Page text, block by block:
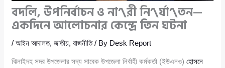
বদলি, উপনির্বাচন ও না’\রী নি’\র্যা’\তন—
একদিনে আলোচনার কেন্দ্রে তিন ঘটনা
/আইন আদালত,জাতীয়,রাজনীতি/ By Desk Report
ঝিনাইদহ সদর উপজেলার সদ্য সাবেক উপজেলা নির্বাহী কর্মকর্তা (ইউএনও)হোসনে